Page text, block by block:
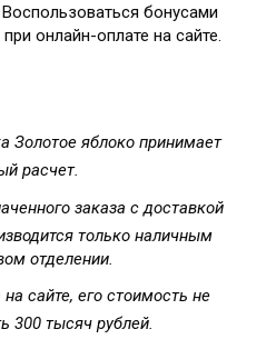
бонусами
онлайн-оплате на сайте.
Золотое яблоко принимает
расчет.
заказа с доставкой
только наличным
отделении.
сайте, его стоимость не
300 тысяч рублей.